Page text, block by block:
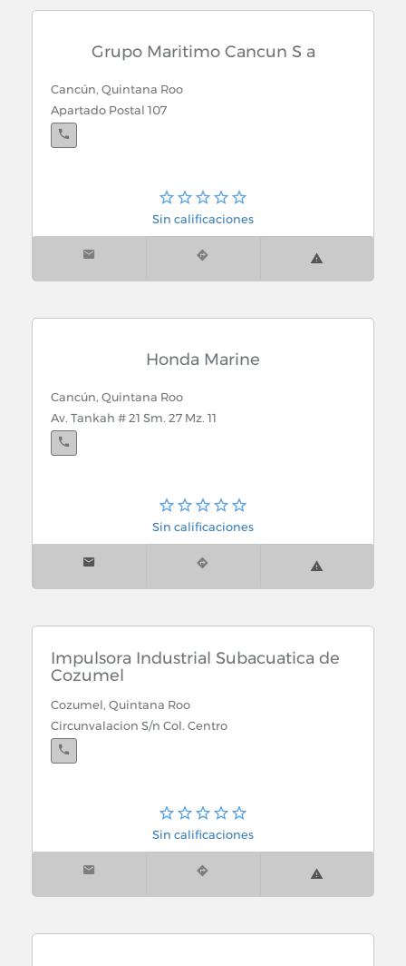
Grupo Maritimo Cancun S a
Cancún, Quintana Roo
Apartado Postal 107
Sin calificaciones
Honda Marine
Cancún, Quintana Roo
Av. Tankah # 21 Sm. 27 Mz. 11
Sin calificaciones
Impulsora Industrial Subacuatica de
Cozumel
Cozumel, Quintana Roo
Circunvalacion S/n Col. Centro
Sin calificaciones